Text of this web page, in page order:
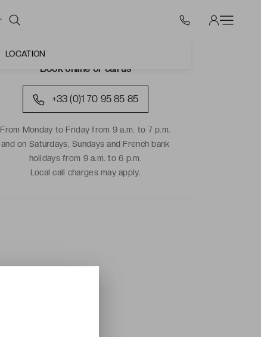
LOCATION
Book online or call us
+33 (0)1 70 95 85 85
From Monday to Friday from 9 a.m. to 7 p.m.
and on Saturdays, Sundays and French bank
holidays from 9 a.m. to 6 p.m.
Local call charges may apply.